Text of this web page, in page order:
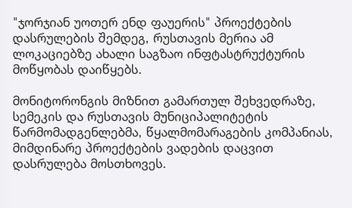
"ჯორჯიან უოთერ ენდ ფაუერის" პროექტების
დასრულების შემდეგ, რუსთავის მერია ამ
ლოკაციებზე ახალი საგზაო ინფტასტრუქტურის
მოწყობას დაიწყებს.
მონიტორონგის მიზნით გამართულ შეხვედრაზე,
სემეკის და რუსთავის მუნიციპალიტეტის
წარმომადგენლებმა, წყალმომარაგების კომპანიას,
მიმდინარე პროექტების ვადების დაცვით
დასრულება მოსთხოვეს.